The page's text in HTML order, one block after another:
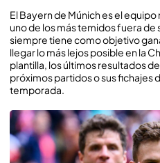
El Bayern de Múnich es el
uno de los más temidos fuera de
siempre tiene como objetivo
llegar lo más lejos posible en la
plantilla, los últimos resultados
próximos partidos o sus fichajes
temporada.